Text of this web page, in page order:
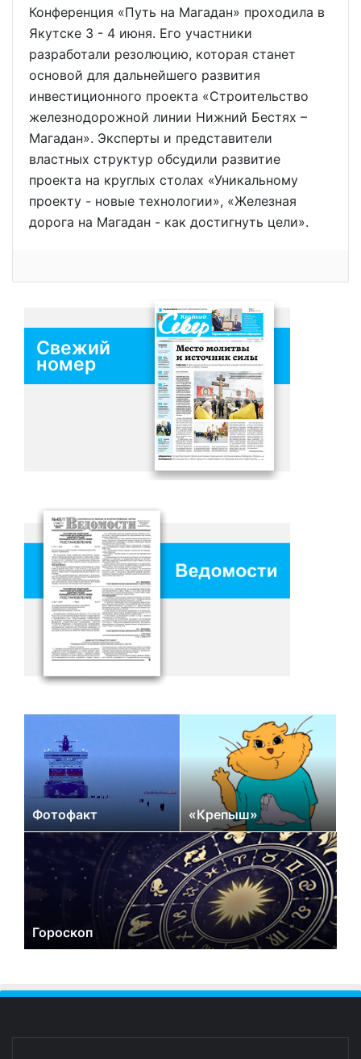
Конференция «Путь на Магадан» проходила в
Якутске 3 - 4 июня. Его участники
разработали резолюцию, которая станет
основой для дальнейшего развития
инвестиционного проекта «Строительство
железнодорожной линии Нижний Бестях –
Магадан». Эксперты и представители
властных структур обсудили развитие
проекта на круглых столах «Уникальному
проекту - новые технологии», «Железная
дорога на Магадан - как достигнуть цели».
Свежий
номер
Фотофакт «Крепыш»
Гороскоп